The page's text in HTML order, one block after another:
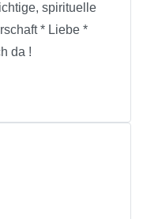
spirituelle
* Liebe *
da !